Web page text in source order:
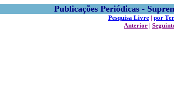
Publicações Periódicas -
Pesquisa Livre | por
Anterior |